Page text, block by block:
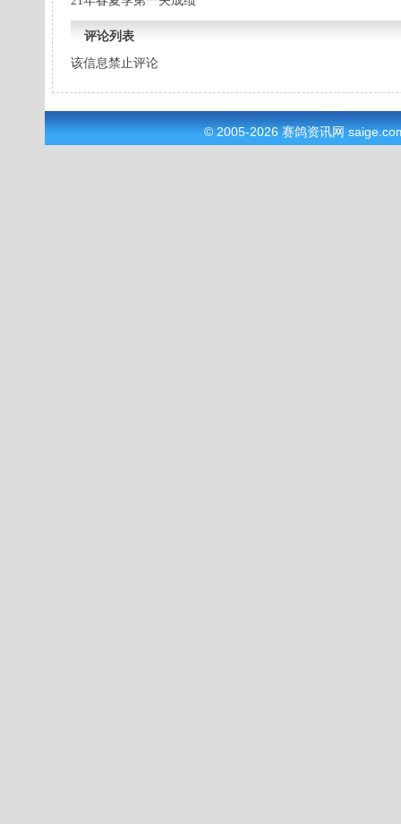
评论列表
该信息禁止评论
© 2005-2026 赛鸽资讯网